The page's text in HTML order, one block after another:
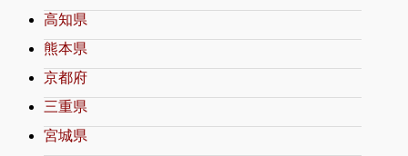
高知県
熊本県
京都府
三重県
宮城県